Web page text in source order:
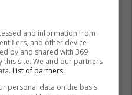
E Andorrës
and information from
and other device
by and shared with 369
this site. We and our partners
List of partners.
personal data on the basis